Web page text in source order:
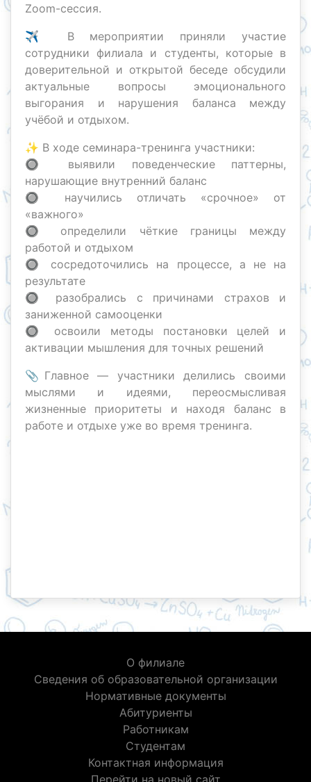
Zoom-сессия.
✈️ В мероприятии приняли участие
сотрудники филиала и студенты, которые в
доверительной и открытой беседе обсудили
актуальные вопросы эмоционального
выгорания и нарушения баланса между
учёбой и отдыхом.
✨ В ходе семинара-тренинга участники:
🔘 выявили поведенческие паттерны,
нарушающие внутренний баланс
🔘 научились отличать «срочное» от
«важного»
🔘 определили чёткие границы между
работой и отдыхом
🔘 сосредоточились на процессе, а не на
результате
🔘 разобрались с причинами страхов и
заниженной самооценки
🔘 освоили методы постановки целей и
активации мышления для точных решений
📎Главное — участники делились своими
мыслями и идеями, переосмысливая
жизненные приоритеты и находя баланс в
работе и отдыхе уже во время тренинга.
О филиале
Сведения об образовательной организации
Нормативные документы
Абитуриенты
Работникам
Студентам
Контактная информация
Перейти на новый сайт